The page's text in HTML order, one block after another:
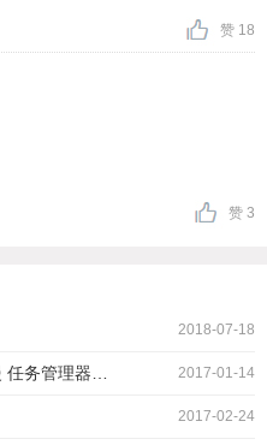
赞 18
赞 3
2018-07-18
2017-01-14
2017-02-24